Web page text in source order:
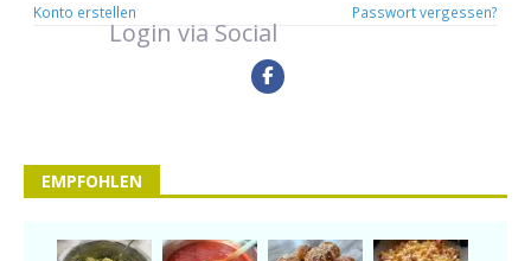
Konto erstellen Passwort vergessen?
Login via Social
EMPFOHLEN